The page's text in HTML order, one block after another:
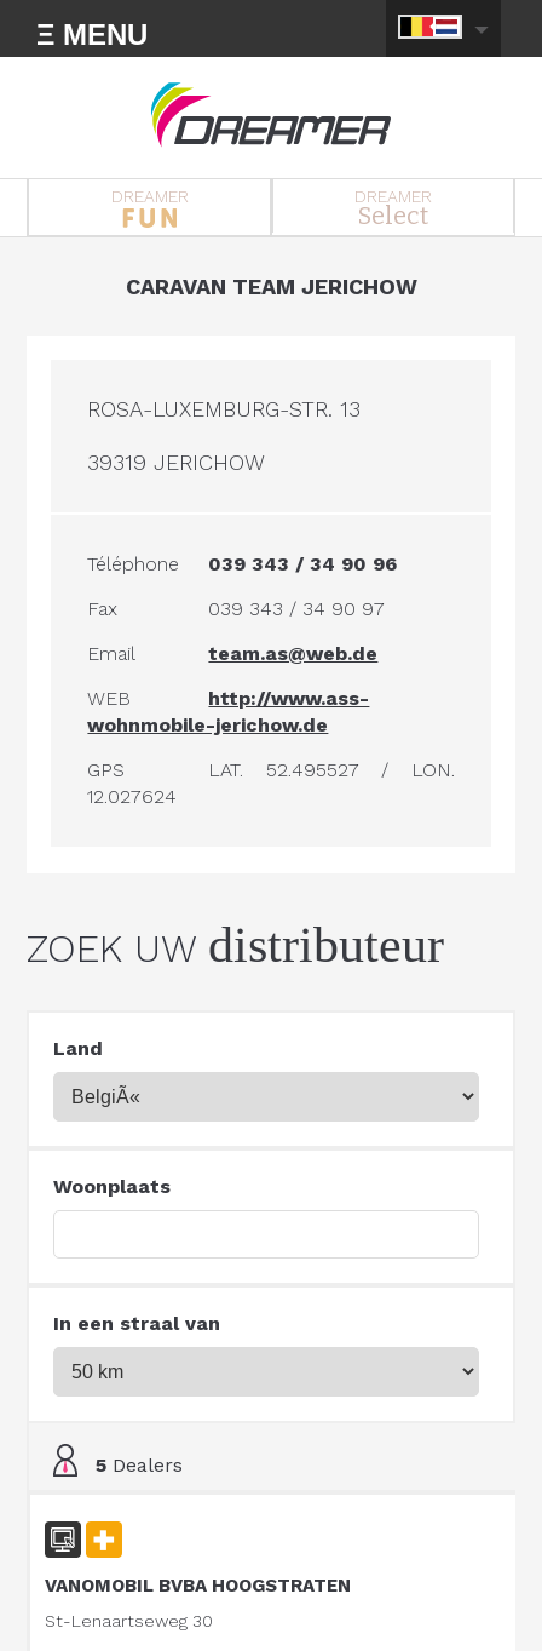
Ξ MENU
DREAMER DREAMER
Select
CARAVAN TEAM JERICHOW
ROSA-LUXEMBURG-STR. 13
39319 JERICHOW
Téléphone
039 343 / 34 90 96
Fax
039 343 / 34 90 97
Email
team.as@web.de
WEB
http://www.ass-
wohnmobile-jerichow.de
GPS
LAT. 52.495527 / LON.
12.027624
ZOEK UW distributeur
Land
Woonplaats
In een straal van
5 Dealers
VANOMOBIL BVBA HOOGSTRATEN
St-Lenaartseweg 30